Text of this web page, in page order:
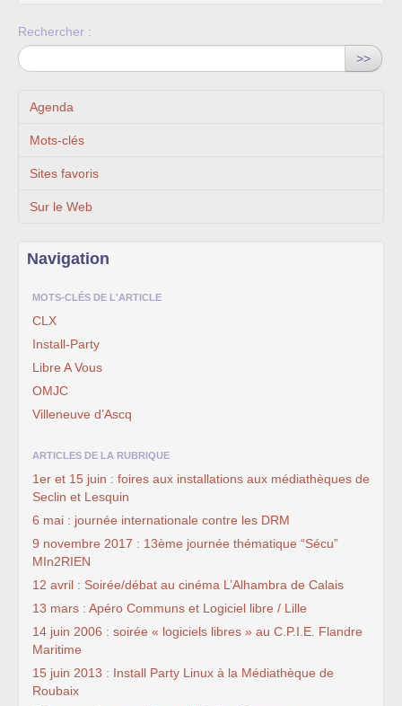
Rechercher :
>>
Agenda
Mots-clés
Sites favoris
Sur le Web
Navigation
MOTS-CLÉS DE L'ARTICLE
CLX
Install-Party
Libre A Vous
OMJC
Villeneuve d’Ascq
ARTICLES DE LA RUBRIQUE
1er et 15 juin : foires aux installations aux médiathèques de
Seclin et Lesquin
6 mai : journée internationale contre les DRM
9 novembre 2017 : 13ème journée thématique “Sécu”
MIn2RIEN
12 avril : Soirée/débat au cinéma L’Alhambra de Calais
13 mars : Apéro Communs et Logiciel libre / Lille
14 juin 2006 : soirée « logiciels libres » au C.P.I.E. Flandre
Maritime
15 juin 2013 : Install Party Linux à la Médiathèque de
Roubaix